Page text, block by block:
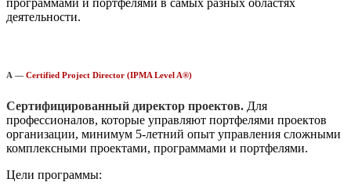
деятельности.
А — Certified Project Director (IPMA Level A®)
Сертифицированный директор проектов. Для
профессионалов, которые управляют портфелями проектов
организации, минимум 5-летний опыт управления сложными
комплексными проектами, программами и портфелями.
Цели программы: